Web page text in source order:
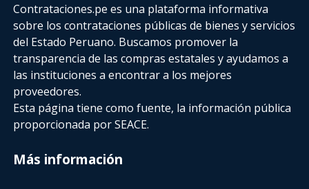
Contrataciones.pe es una plataforma informativa
sobre los contrataciones públicas de bienes y servicios
del Estado Peruano. Buscamos promover la
transparencia de las compras estatalesy ayudamos a
las instituciones a encontrar a los mejores
proveedores.
Esta página tiene como fuente, la información pública
proporcionada por SEACE.
Más información